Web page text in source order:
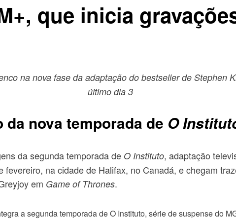
que inicia
na nova fase da adaptação do bestseller de Stephen
último dia 3
nova temporada de O
da segunda temporada de O Instituto, adaptação
na cidade de Halifax, no Canadá, e chegam
em Game of Thrones.